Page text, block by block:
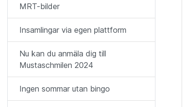
MRT-bilder
Insamlingar via egen plattform
Nu kan du anmäla dig till
Mustaschmilen 2024
Ingen sommar utan bingo